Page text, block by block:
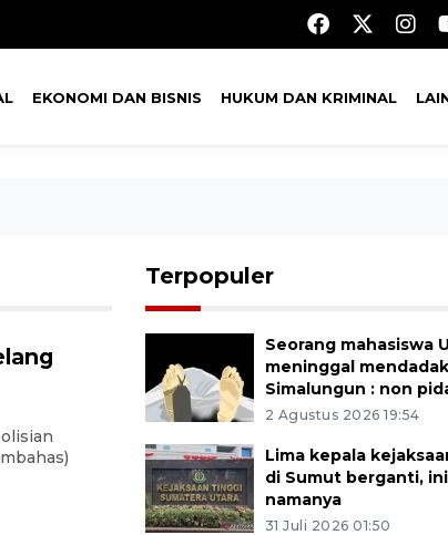
EKONOMI DAN BISNIS HUKUM DAN KRIMINAL
Terpopuler
Seorang mahasiswa
meninggal
Simalungun : non
2 Agustus 2026 19:54
Lima kepala
di Sumut berganti,
namanya
31 Juli 2026 01:50